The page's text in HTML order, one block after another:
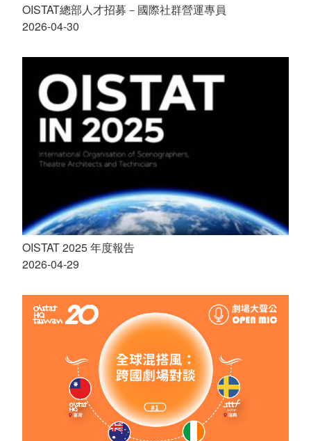
OISTAT總部人才招募－國際社群營運專員
2026-04-30
OISTAT 2025 年度報告
2026-04-29